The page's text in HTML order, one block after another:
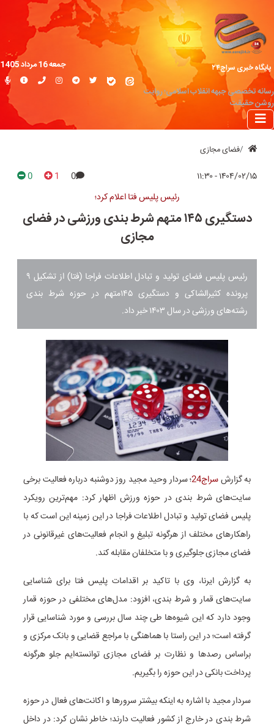
پایگاه خبری سراج۲۴
رسانه تخصصی جبهه انقلاب اسلامی؛ روایت
روشن حقیقت
جمعه 16 مرداد 1405
فضای مجازی
۱۴۰۴/۰۲/۱۵ - ۱۱:۳۰ 0
1
0
رئیس پلیس فتا اعلام کرد؛
دستگیری ۱۴۵ متهم شرط بندی ورزشی در فضای
مجازی
رئیس پلیس فضای تولید و تبادل اطلاعات فراجا (فتا) از تشکیل ۹
پرونده کثیرالشاکی و دستگیری ۱۴۵متهم در حوزه شرط بندی
رشته‌های ورزشی در سال ۱۴۰۳ خبر داد.
به گزارشسراج24
؛ سردار وحید مجید روز دوشنبه درباره فعالیت برخی
سایت‌های شرط بندی در حوزه ورزش اظهار کرد: مهم‌ترین رویکرد
پلیس فضای تولید و تبادل اطلاعات فراجا در این زمینه این است که با
راهکارهای مختلف از هرگونه تبلیغ و انجام فعالیت‌های غیرقانونی در
فضای مجازی جلوگیری و با متخلفان مقابله کند.
به گزارش ایرنا، وی با تاکید بر اقدامات پلیس فتا برای شناسایی
سایت‌های قمار و شرط بندی، افزود:‌ مدل‌های مختلفی در حوزه قمار
وجود دارد که این شیوه‌ها طی چند سال بررسی و مورد شناسایی قرار
گرفته است؛ در این راستا با هماهنگی با مراجع قضایی و بانک مرکزی و
براساس رصدها و نظارت بر فضای مجازی توانسته‌ایم جلو هرگونه
پرداخت بانکی در این حوزه را بگیریم.
سردار مجید با اشاره به اینکه بیشتر سرورها و اکانت‌های فعال در حوزه
شرط بندی در خارج از کشور فعالیت دارند؛ خاطر نشان کرد: در داخل